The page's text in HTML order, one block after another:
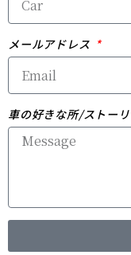
メールアドレス
車の好きな所/ストー